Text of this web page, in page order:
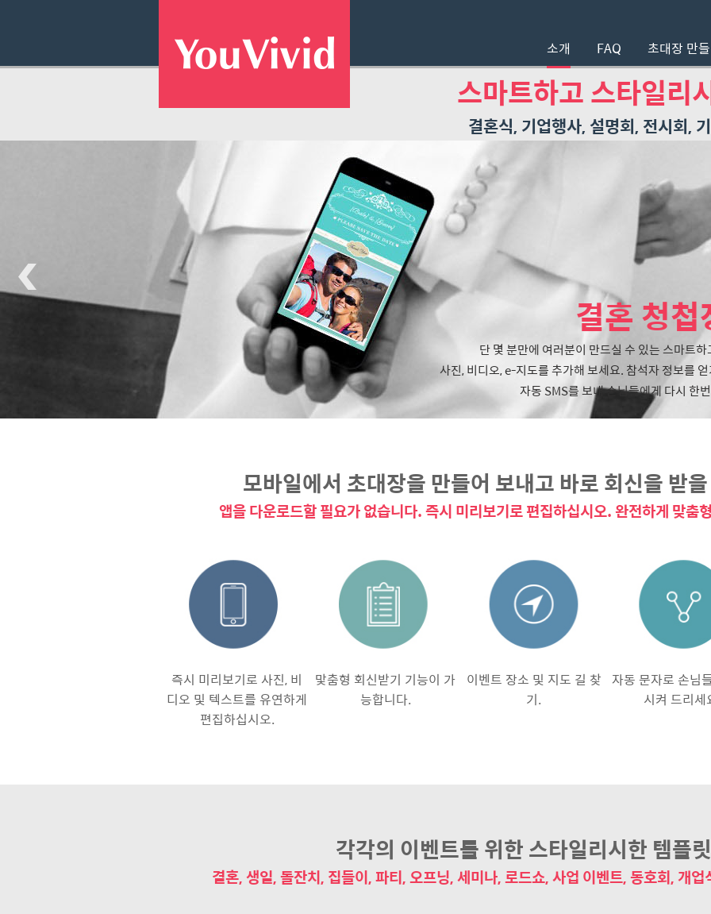
소개 FAQ 초대장 만
스마트하고 스타일리
결혼식, 기업행사, 설명회, 전시회,
결혼 청첩
단 몇 분만에 여러분이 만드실 수 있는 스마트
사진, 비디오, e-지도를 추가해 보세요. 참석자 정보를
자동 SMS를 보내 손님들에게 다시 한
모바일에서 초대장을 만들어 보내고 바로 회신을 받
앱을 다운로드할 필요가 없습니다. 즉시 미리보기로 편집하십시오. 완전하게 맞춤
즉시 미리보기로 사진, 비
디오 및 텍스트를 유연하게
편집하십시오.
맟춤형 회신받기 기능이 가
능합니다.
이벤트 장소 및 지도 길 찾
기.
자동 문자로 손님
시켜 드리세
각각의 이벤트를 위한 스타일리시한 템플
결혼, 생일, 돌잔치, 집들이, 파티, 오프닝, 세미나, 로드쇼, 사업 이벤트, 동호회, 개